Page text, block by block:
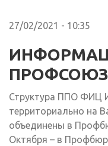
27/02/2021 - 10:35
Структура ППО ФИЦ
территориально на
объединены в
Октября – в